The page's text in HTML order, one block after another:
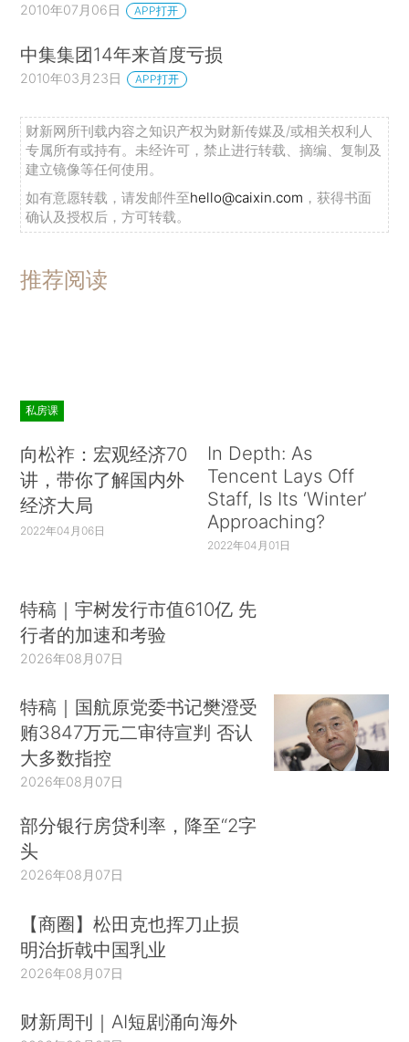
2010年07月06日 APP打开
中集集团14年来首度亏损
2010年03月23日 APP打开
财新网所刊载内容之知识产权为财新传媒及/或相关权利人
专属所有或持有。未经许可，禁止进行转载、摘编、复制及
建立镜像等任何使用。
如有意愿转载，请发邮件至hello@caixin.com ，获得书面
确认及授权后，方可转载。
推荐阅读
私房课
向松祚：宏观经济70
讲，带你了解国内外
经济大局
2022年04月06日
In Depth: As
Tencent Lays Off
Staff, Is Its ‘Winter’
Approaching?
2022年04月01日
特稿｜宇树发行市值610亿 先
行者的加速和考验
2026年08月07日
特稿｜国航原党委书记樊澄受
贿3847万元二审待宣判 否认
大多数指控
2026年08月07日
部分银行房贷利率，降至“2字
头
2026年08月07日
【商圈】松田克也挥刀止损
明治折戟中国乳业
2026年08月07日
财新周刊｜AI短剧涌向海外